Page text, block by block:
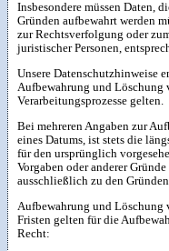
Insbesondere müssen Daten,
Gründen aufbewahrt werden
zur Rechtsverfolgung oder
juristischer Personen,
Unsere Datenschutzhinweise
Aufbewahrung und Löschung
Verarbeitungsprozesse gelten.
Bei mehreren Angaben zur
eines Datums, ist stets die
für den ursprünglich
Vorgaben oder anderer
ausschließlich zu den
Aufbewahrung und Löschung
Fristen gelten für die
Recht: